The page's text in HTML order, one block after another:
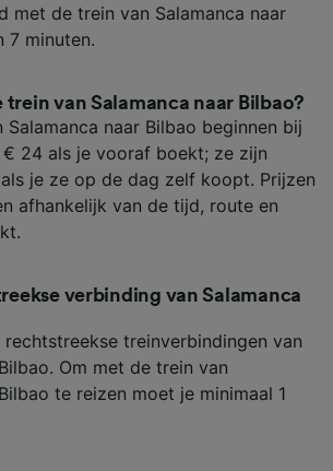
met de trein van Salamanca naar
7 minuten.
trein van Salamanca naar Bilbao?
Salamanca naar Bilbao beginnen bij
24 als je vooraf boekt; ze zijn
je ze op de dag zelf koopt. Prijzen
afhankelijk van de tijd, route en
verbinding van Salamanca
rechtstreekse treinverbindingen van
Om met de trein van
te reizen moet je minimaal 1